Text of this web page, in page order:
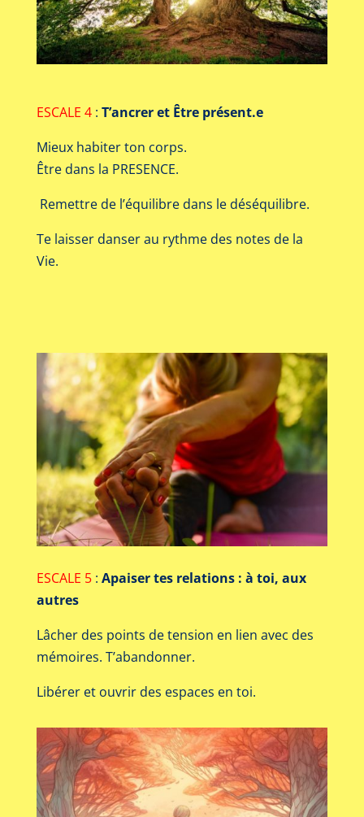
ESCALE 4 : T’ancrer et Être présent.e
Mieux habiter ton corps.
Être dans la PRESENCE.
Remettre de l’équilibre dans le déséquilibre.
Te laisser danser au rythme des notes de la
Vie.
ESCALE 5: Apaiser tes relations : à toi, aux
autres
Lâcher des points de tension en lien avec des
mémoires. T’abandonner.
Libérer et ouvrir des espaces en toi.